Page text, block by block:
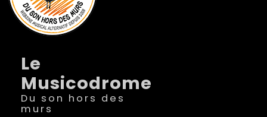
Le
Musicodrome
Du son hors des
murs